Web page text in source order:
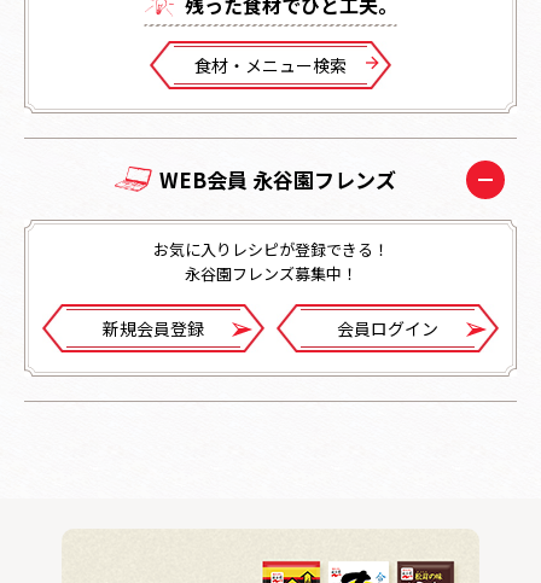
⾷材・メニュー検索
WEB会員 永谷園フレンズ
お気に入りレシピが登録できる！
永谷園フレンズ募集中！
新規会員登録 会員ログイン